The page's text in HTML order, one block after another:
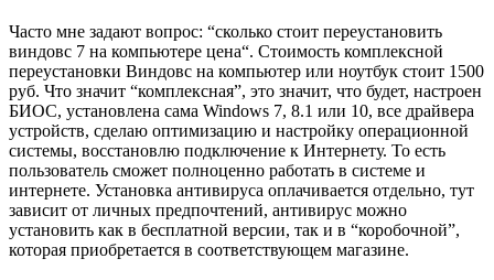
Часто мне задают вопрос: “сколько стоит переустановить
виндовс 7 на компьютере цена“. Стоимость комплексной
переустановки Виндовс на компьютер или ноутбук стоит 1500
руб. Что значит “комплексная”, это значит, что будет, настроен
БИОС, установлена сама Windows 7, 8.1 или 10, все драйвера
устройств, сделаю оптимизацию и настройку операционной
системы, восстановлю подключение к Интернету. То есть
пользователь сможет полноценно работать в системе и
интернете. Установка антивируса оплачивается отдельно, тут
зависит от личных предпочтений, антивирус можно
установить как в бесплатной версии, так и в “коробочной”,
которая приобретается в соответствующем магазине.